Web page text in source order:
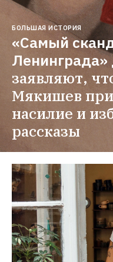
БОЛЬШАЯ ИСТОРИЯ
«Самый
Ленинграда»
заявляют,
Мякишев
насилие и
рассказы